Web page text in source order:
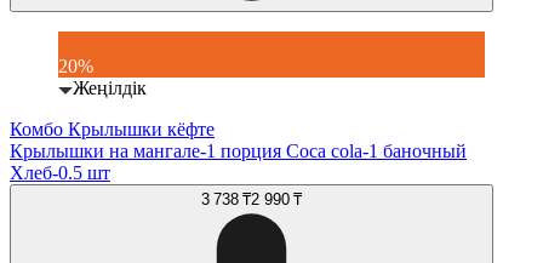
20%
Жеңілдік
Комбо Крылышки кёфте
Крылышки на мангале-1 порция Coca cola-1 баночный
Хлеб-0.5 шт
3 738 ₸2 990 ₸